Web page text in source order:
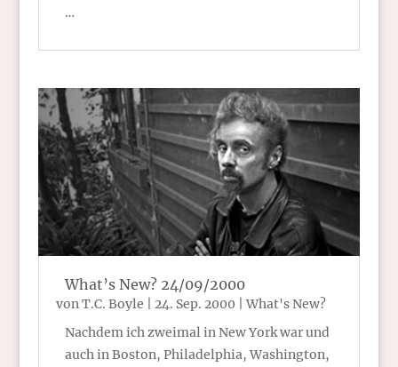
…
What’s New? 24/09/2000
vonT.C. Boyle 24. Sep. 2000 |What's New?
Nachdem ich zweimal in New York war und
auch in Boston, Philadelphia, Washington,